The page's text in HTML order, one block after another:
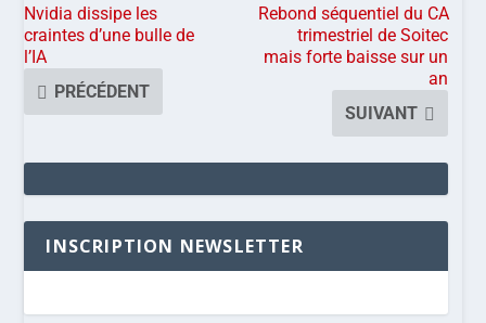
Nvidia dissipe les
craintes d’une bulle de
l’IA
PRÉCÉDENT
Rebond séquentiel du CA
trimestriel de Soitec
mais forte baisse sur un
an
SUIVANT
INSCRIPTION NEWSLETTER